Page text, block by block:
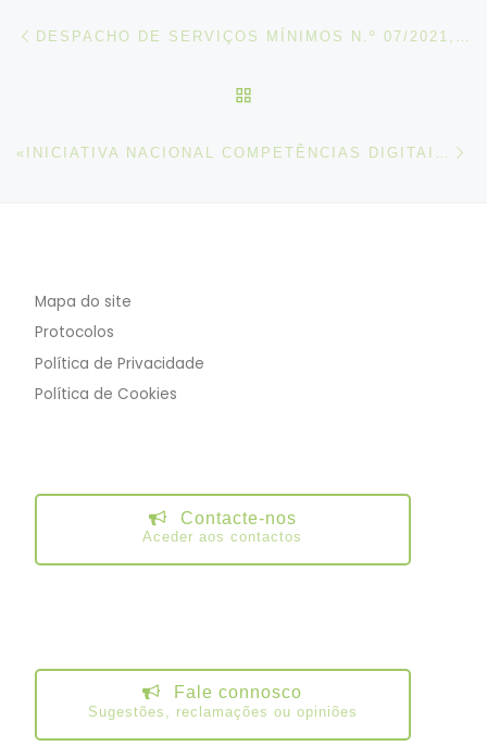
Post navigation
Mapa do site
Protocolos
Política de Privacidade
Política de Cookies
Contacte-nos
Aceder aos contactos
Fale connosco
Sugestões, reclamações ou opiniões